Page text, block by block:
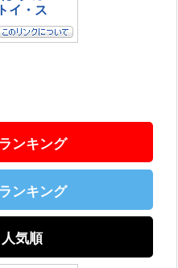
ンキング
ンキング
気順